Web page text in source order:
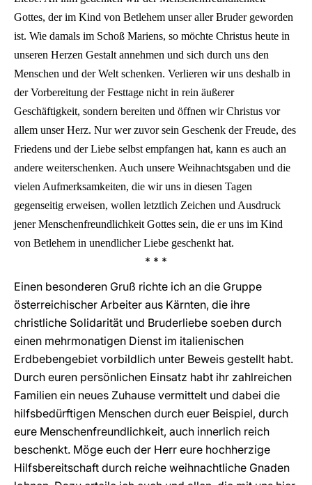
Gottes, der im Kind von Betlehem unser aller Bruder geworden
ist. Wie damals im Schoß Mariens, so möchte Christus heute in
unseren Herzen Gestalt annehmen und sich durch uns den
Menschen und der Welt schenken. Verlieren wir uns deshalb in
der Vorbereitung der Festtage nicht in rein äußerer
Geschäftigkeit, sondern bereiten und öffnen wir Christus vor
allem unser Herz. Nur wer zuvor sein Geschenk der Freude, des
Friedens und der Liebe selbst empfangen hat, kann es auch an
andere weiterschenken. Auch unsere Weihnachtsgaben und die
vielen Aufmerksamkeiten, die wir uns in diesen Tagen
gegenseitig erweisen, wollen letztlich Zeichen und Ausdruck
jener Menschenfreundlichkeit Gottes sein, die er uns im Kind
von Betlehem in unendlicher Liebe geschenkt hat.
* * *
Einen besonderen Gruß richte ich an die Gruppe
österreichischer Arbeiter aus Kärnten, die ihre
christliche Solidarität und Bruderliebe soeben durch
einen mehrmonatigen Dienst im italienischen
Erdbebengebiet vorbildlich unter Beweis gestellt habt.
Durch euren persönlichen Einsatz habt ihr zahlreichen
Familien ein neues Zuhause vermittelt und dabei die
hilfsbedürftigen Menschen durch euer Beispiel, durch
eure Menschenfreundlichkeit, auch innerlich reich
beschenkt. Möge euch der Herr eure hochherzige
Hilfsbereitschaft durch reiche weihnachtliche Gnaden